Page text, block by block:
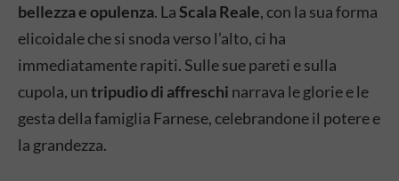
bellezza e opulenza. LaScala Reale, con la sua forma
elicoidale che si snoda verso l’alto, ci ha
immediatamente rapiti. Sulle sue pareti e sulla
cupola, untripudio di affreschi narrava le glorie e le
gesta della famiglia Farnese, celebrandone il potere e
la grandezza.